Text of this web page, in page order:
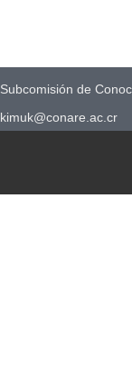
Subcomisión de
kimuk@conare.ac.cr